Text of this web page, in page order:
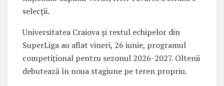
selecții.
Universitatea Craiova și restul echipelor din
SuperLiga au aflat vineri, 26 iunie, programul
competițional pentru sezonul 2026-2027. Oltenii
debutează în noua stagiune pe teren propriu.